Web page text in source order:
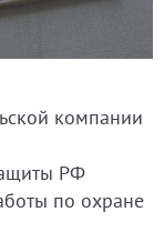
компании
РФ
по охране